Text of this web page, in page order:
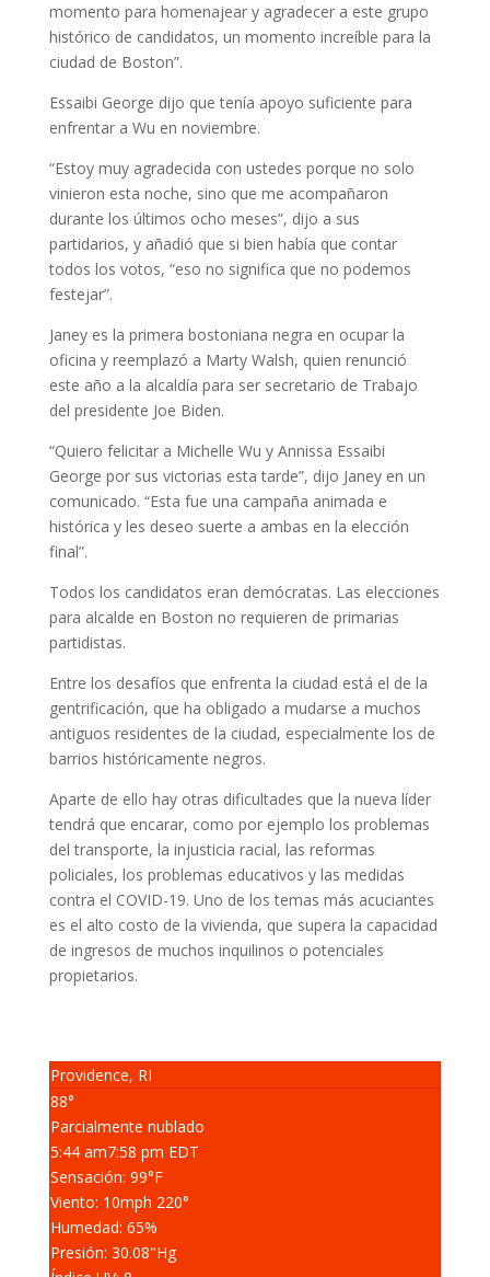
momento para homenajear y agradecer a este grupo
histórico de candidatos, un momento increíble para la
ciudad de Boston”.
Essaibi George dijo que tenía apoyo suficiente para
enfrentar a Wu en noviembre.
“Estoy muy agradecida con ustedes porque no solo
vinieron esta noche, sino que me acompañaron
durante los últimos ocho meses”, dijo a sus
partidarios, y añadió que si bien había que contar
todos los votos, “eso no significa que no podemos
festejar”.
Janey es la primera bostoniana negra en ocupar la
oficina y reemplazó a Marty Walsh, quien renunció
este año a la alcaldía para ser secretario de Trabajo
del presidente Joe Biden.
“Quiero felicitar a Michelle Wu y Annissa Essaibi
George por sus victorias esta tarde”, dijo Janey en un
comunicado. “Esta fue una campaña animada e
histórica y les deseo suerte a ambas en la elección
final”.
Todos los candidatos eran demócratas. Las elecciones
para alcalde en Boston no requieren de primarias
partidistas.
Entre los desafíos que enfrenta la ciudad está el de la
gentrificación, que ha obligado a mudarse a muchos
antiguos residentes de la ciudad, especialmente los de
barrios históricamente negros.
Aparte de ello hay otras dificultades que la nueva líder
tendrá que encarar, como por ejemplo los problemas
del transporte, la injusticia racial, las reformas
policiales, los problemas educativos y las medidas
contra el COVID-19. Uno de los temas más acuciantes
es el alto costo de la vivienda, que supera la capacidad
de ingresos de muchos inquilinos o potenciales
propietarios.
Providence, RI
88°
Parcialmente nublado
5:44 am7:58 pm EDT
Sensación: 99°F
Viento: 10mph 220°
Humedad: 65%
Presión: 30.08"Hg